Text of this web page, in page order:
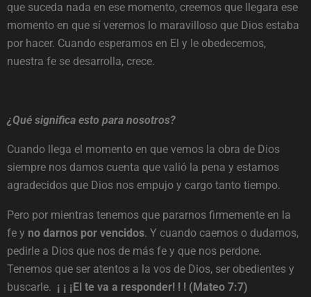
que suceda nada en ese momento, creemos que llegara ese
momento en que sí veremos lo maravilloso que Dios estaba
por hacer. Cuando esperamos en El y le obedecemos,
nuestra fe se desarrolla, crece.
¿Qué significa esto para nosotros?
Cuando llega el momento en que vemos la obra de Dios
siempre nos damos cuenta que valió la pena y estamos
agradecidos que Dios nos empujo y cargo tanto tiempo.
Pero por mientras tenemos que pararnos firmemente en la
fe y no darnos por vencidos. Y cuando caemos o dudamos,
pedirle a Dios que nos de más fe y que nos perdone.
Tenemos que ser atentos a la vos de Dios, ser obedientes y
buscarle. ¡ ¡ ¡El te va a responder! ! ! (Mateo 7:7)